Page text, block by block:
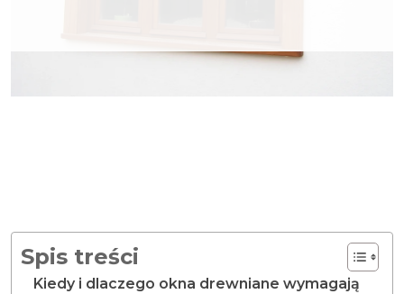
Spis treści
Kiedy i dlaczego okna drewniane wymagają